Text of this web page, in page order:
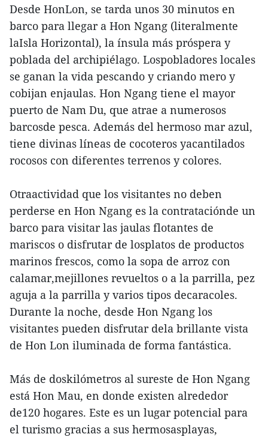
Desde HonLon, se tarda unos 30 minutos en
barco para llegar a Hon Ngang (literalmente
laIsla Horizontal), la ínsula más próspera y
poblada del archipiélago. Lospobladores locales
se ganan la vida pescando y criando mero y
cobijan enjaulas. Hon Ngang tiene el mayor
puerto de Nam Du, que atrae a numerosos
barcosde pesca. Además del hermoso mar azul,
tiene divinas líneas de cocoteros yacantilados
rocosos con diferentes terrenos y colores.
Otraactividad que los visitantes no deben
perderse en Hon Ngang es la contrataciónde un
barco para visitar las jaulas flotantes de
mariscos o disfrutar de losplatos de productos
marinos frescos, como la sopa de arroz con
calamar,mejillones revueltos o a la parrilla, pez
aguja a la parrilla y varios tipos decaracoles.
Durante la noche, desde Hon Ngang los
visitantes pueden disfrutar dela brillante vista
de Hon Lon iluminada de forma fantástica.
Más de doskilómetros al sureste de Hon Ngang
está Hon Mau, en donde existen alrededor
de120 hogares. Este es un lugar potencial para
el turismo gracias a sus hermosasplayas,